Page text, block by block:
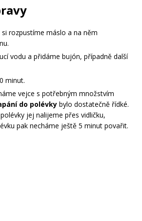
si rozpustíme máslo a na něm
vodu a přidáme bujón, případně další
minut.
vejce s potřebným množstvím
do polévky bylo dostatečně řídké.
jej nalijeme přes vidličku,
pak necháme ještě 5 minut povařit.